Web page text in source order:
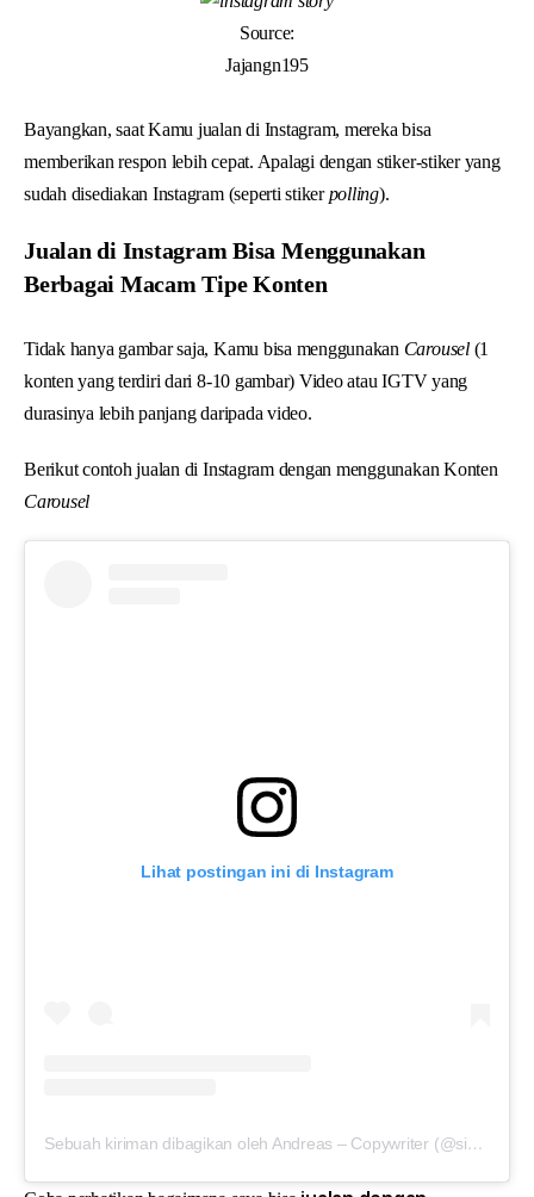
Source:
Jajangn195
Bayangkan, saat Kamu jualan di Instagram, mereka bisa
memberikan respon lebih cepat. Apalagi dengan stiker-stiker yang
sudah disediakan Instagram (seperti stikerpolling).
Jualan di Instagram Bisa Menggunakan
Berbagai Macam Tipe Konten
Tidak hanya gambar saja, Kamu bisa menggunakan Carousel (1
konten yang terdiri dari 8-10 gambar) Video atau IGTV yang
durasinya lebih panjang daripada video.
Berikut contoh jualan di Instagram dengan menggunakan Konten
Carousel
Lihat postingan ini di Instagram
Sebuah kiriman dibagikan oleh Andreas – Copywriter (@siauwandreas)